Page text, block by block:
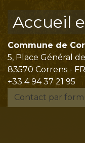
Accueil
Commune de
5, Place Général
83570 Correns -
+33 4 94 37 21 95
Contact par